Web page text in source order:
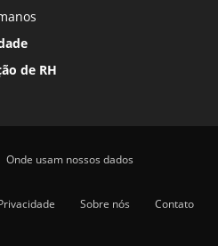
de RH
Onde usam nossos dados
Sobre nós Contato